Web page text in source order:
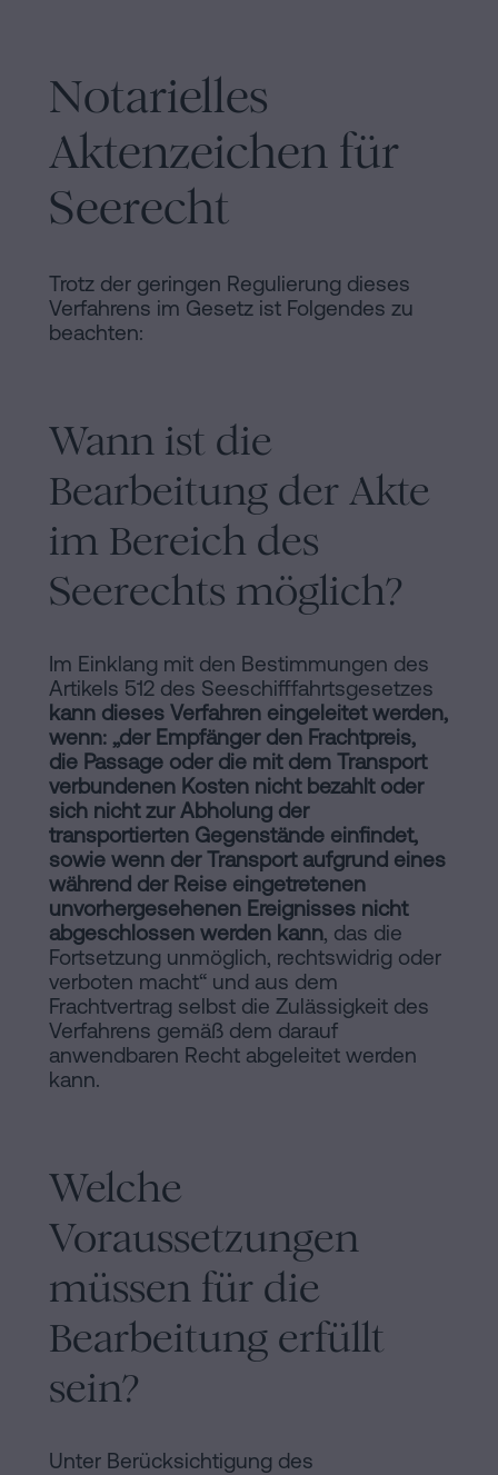
Notarielles
Aktenzeichen für
Seerecht
Trotz der geringen Regulierung dieses
Verfahrens im Gesetz ist Folgendes zu
beachten:
Wann ist die
Bearbeitung der Akte
im Bereich des
Seerechts möglich?
Im Einklang mit den Bestimmungen des
Artikels 512 des Seeschifffahrtsgesetzes
kann dieses Verfahren eingeleitet werden,
wenn: „der Empfänger den Frachtpreis,
die Passage oder die mit dem Transport
verbundenen Kosten nicht bezahlt oder
sich nicht zur Abholung der
transportierten Gegenstände einfindet,
sowie wenn der Transport aufgrund eines
während der Reise eingetretenen
unvorhergesehenen Ereignisses nicht
abgeschlossen werden kann, das die
Fortsetzung unmöglich, rechtswidrig oder
verboten macht“ und aus dem
Frachtvertrag selbst die Zulässigkeit des
Verfahrens gemäß dem darauf
anwendbaren Recht abgeleitet werden
kann.
Welche
Voraussetzungen
müssen für die
Bearbeitung erfüllt
sein?
Unter Berücksichtigung des